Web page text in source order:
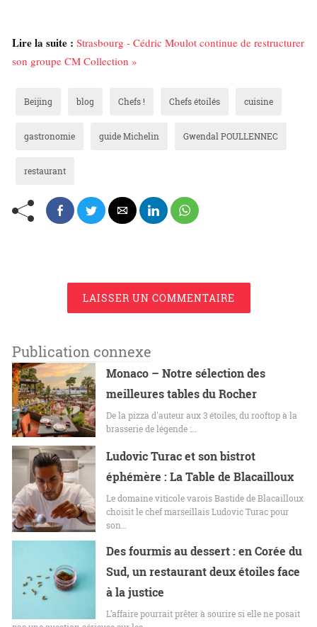
Lire la suite : Strasbourg - Cédric Moulot continue de restructurer
son groupe CM Collection »
Beijing blog Chefs ! Chefs étoilés cuisine
gastronomie guide Michelin Gwendal POULLENNEC
restaurant
LAISSER UN COMMENTAIRE
Publication connexe
Monaco – Notre sélection des
meilleures tables du Rocher
De la pizza d'auteur aux 3 étoiles, du rooftop à la
brasserie de légende :…
Ludovic Turac et son bistrot
éphémère : La Table de Blacailloux
Le domaine viticole varois Bastide de Blacailloux
choisit le chef marseillais Ludovic Turac pour
son…
Des fourmis au dessert : en Corée du
Sud, un restaurant deux étoiles face
à la justice
L’affaire pourrait prêter à sourire si elle ne posait